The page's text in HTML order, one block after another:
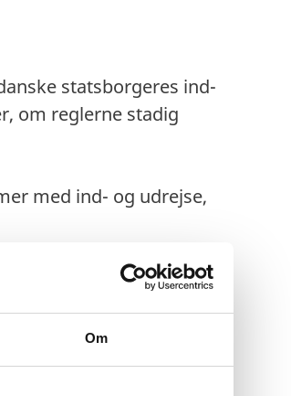
Om
statsborgeres ind-
om reglerne stadig
med ind- og udrejse,
Office og til